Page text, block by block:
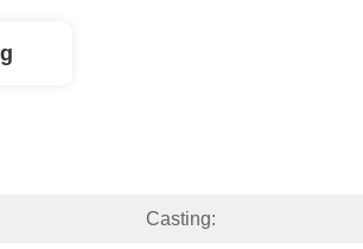
Casting: